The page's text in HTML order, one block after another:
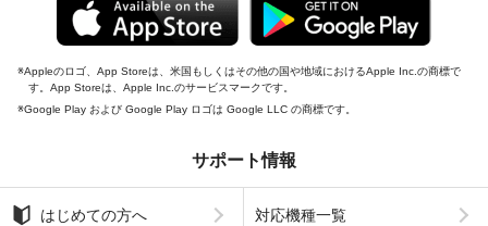
Appleのロゴ、App Storeは、米国もしくはその他の国や地域におけるApple Inc.の商標で
す。App Storeは、Apple Inc.のサービスマークです。
Google Play および Google Play ロゴは Google LLC の商標です。
サポート情報
はじめての方へ 対応機種一覧